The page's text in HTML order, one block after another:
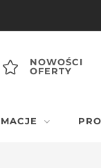
NOWOŚCI
OFERTY